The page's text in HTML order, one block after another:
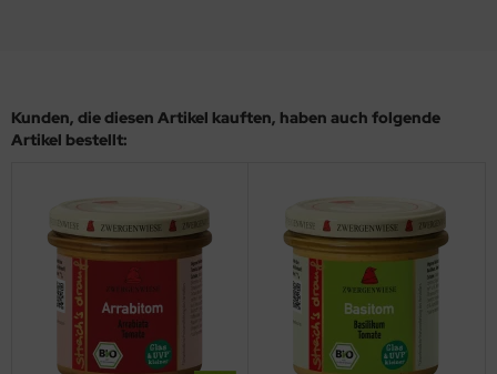
Kunden, die diesen Artikel kauften, haben auch folgende
Artikel bestellt: